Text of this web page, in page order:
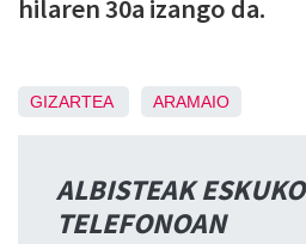
hilaren 30a izango da.
GIZARTEA ARAMAIO
ALBISTEAK ESKUKO
TELEFONOAN